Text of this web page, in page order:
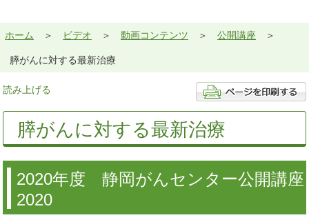
ホーム ビデオ 動画コンテンツ 公開講座
膵がんに対する最新治療
読み上げる
膵がんに対する最新治療
2020年度 静岡がんセンター公開講座
2020